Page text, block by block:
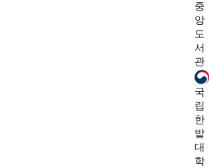
중
앙
도
서
관
국
립
한
밭
대
학